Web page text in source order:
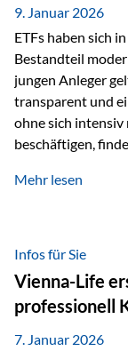
Private Wealth
Stufe 1:
9. Januar 2026
ETFs haben sich
Bestandteil
jungen Anleger
transparent und
ohne sich
beschäftigen,
werden häufig
Beide Ansätze
entfalten sie oft gerade in
gestreut und
Mehr lesen
Infos für Sie
Vienna-Life
professionell
7. Januar 2026